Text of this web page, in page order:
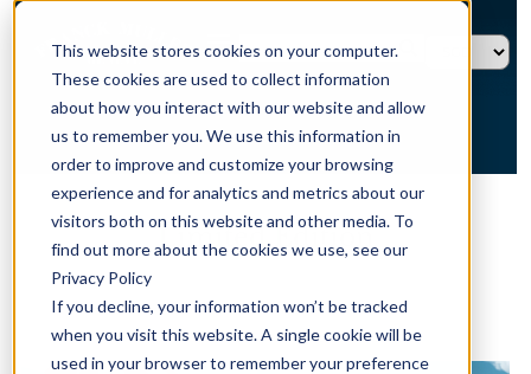
This website stores cookies on your computer.
These cookies are used to collect information
about how you interact with our website and allow
us to remember you. We use this information in
order to improve and customize your browsing
experience and for analytics and metrics about our
visitors both on this website and other media. To
find out more about the cookies we use, see our
Privacy Policy
If you decline, your information won’t be tracked
when you visit this website. A single cookie will be
used in your browser to remember your preference
HOME → LIMITED EDITION
Limited Edition
精选系列